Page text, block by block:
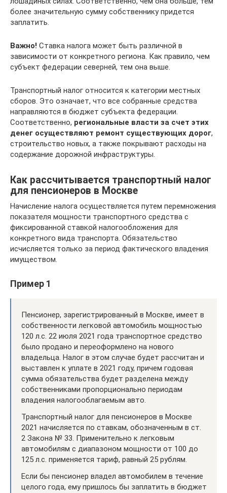
более значительную сумму собственнику придется
заплатить.
Важно! Ставка налога может быть различной в
зависимости от конкретного региона. Как правило, чем
субъект федерации северней, тем она выше.
Транспортный налог относится к категории местных
сборов. Это означает, что все собранные средства
направляются в бюджет субъекта федерации.
Соответственно, региональные власти за счет этих
денег осуществляют ремонт существующих дорог,
строительство новых, а также покрывают расходы на
содержание дорожной инфраструктуры.
Как рассчитывается транспортный налог
для пенсионеров в Москве
Начисление налога осуществляется путем перемножения
показателя мощности транспортного средства с
фиксированной ставкой налогообложения для
конкретного вида транспорта. Обязательство
исчисляется только за период фактического владения
имуществом.
Пример 1
Пенсионер, зарегистрированный в Москве, имеет в
собственности легковой автомобиль мощностью
120 л.с. 22 июля 2021 года транспортное средство
было продано и переоформлено на нового
владельца. Налог в этом случае будет рассчитан и
выставлен к уплате в 2021 году, причем годовая
сумма обязательства будет разделена между
собственниками пропорционально периодам
владения налогооблагаемым авто.
Транспортный налог для пенсионеров в Москве
2021 начисляется по ставкам, обозначенным в ст.
2 Закона № 33. Применительно к легковым
автомобилям с диапазоном мощности от 100 до
125 л.с. применяется тариф, равный 25 рублям.
Если бы пенсионер владел автомобилем в течение
целого года, ему пришлось бы заплатить в бюджет